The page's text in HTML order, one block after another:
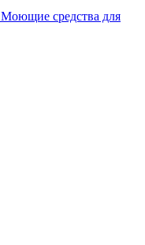
Моющие средства для